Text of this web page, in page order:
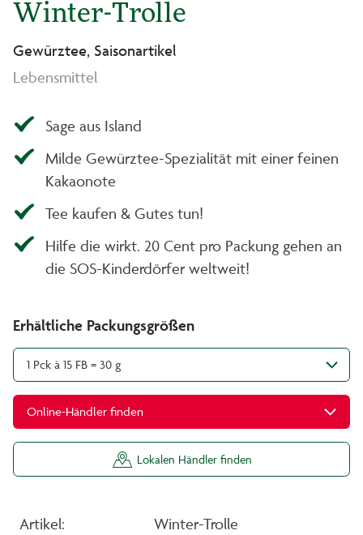
Winter-Trolle
Gewürztee, Saisonartikel
Lebensmittel
Sage aus Island
Milde Gewürztee-Spezialität mit einer feinen
Kakaonote
Tee kaufen & Gutes tun!
Hilfe die wirkt. 20 Cent pro Packung gehen an
die SOS-Kinderdörfer weltweit!
Erhältliche Packungsgrößen
1 Pck à 15 FB = 30 g
Online-Händler finden
Lokalen Händler finden
Artikel:
Winter-Trolle